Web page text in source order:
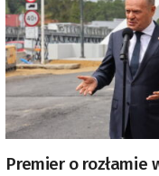
Premier o rozłamie